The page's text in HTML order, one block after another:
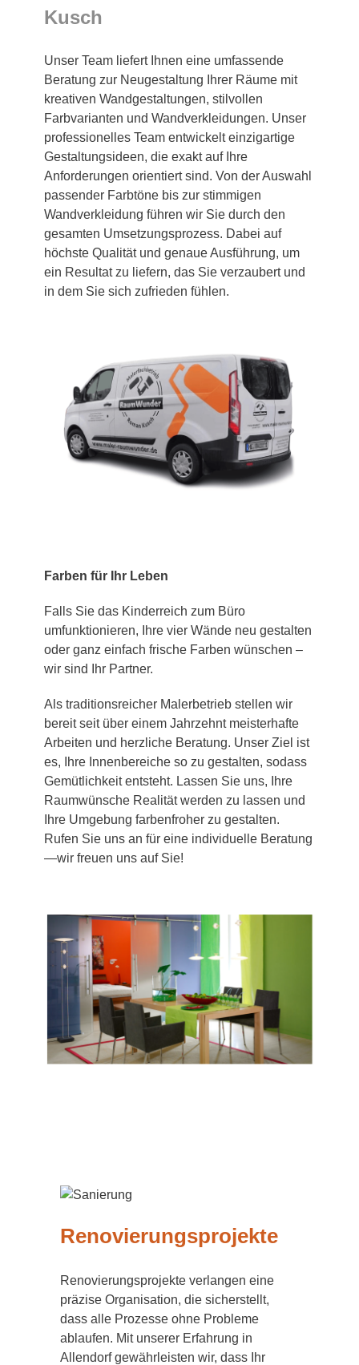
Kusch
Unser Team liefert Ihnen eine umfassende
Beratung zur Neugestaltung Ihrer Räume mit
kreativen Wandgestaltungen, stilvollen
Farbvarianten und Wandverkleidungen. Unser
professionelles Team entwickelt einzigartige
Gestaltungsideen, die exakt auf Ihre
Anforderungen orientiert sind. Von der Auswahl
passender Farbtöne bis zur stimmigen
Wandverkleidung führen wir Sie durch den
gesamten Umsetzungsprozess. Dabei auf
höchste Qualität und genaue Ausführung, um
ein Resultat zu liefern, das Sie verzaubert und
in dem Sie sich zufrieden fühlen.
Farben für Ihr Leben
Falls Sie das Kinderreich zum Büro
umfunktionieren, Ihre vier Wände neu gestalten
oder ganz einfach frische Farben wünschen –
wir sind Ihr Partner.
Als traditionsreicher Malerbetrieb stellen wir
bereit seit über einem Jahrzehnt meisterhafte
Arbeiten und herzliche Beratung. Unser Ziel ist
es, Ihre Innenbereiche so zu gestalten, sodass
Gemütlichkeit entsteht. Lassen Sie uns, Ihre
Raumwünsche Realität werden zu lassen und
Ihre Umgebung farbenfroher zu gestalten.
Rufen Sie uns an für eine individuelle Beratung
—wir freuen uns auf Sie!
Renovierungsprojekte
Renovierungsprojekte verlangen eine
präzise Organisation, die sicherstellt,
dass alle Prozesse ohne Probleme
ablaufen. Mit unserer Erfahrung in
Allendorf gewährleisten wir, dass Ihr